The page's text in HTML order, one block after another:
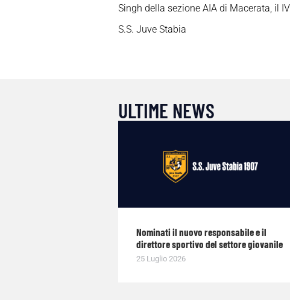
Singh della sezione AIA di Macerata, il
S.S. Juve Stabia
ULTIME NEWS
Nominati il nuovo responsabile e il
direttore sportivo del settore giovanile
25 Luglio 2026